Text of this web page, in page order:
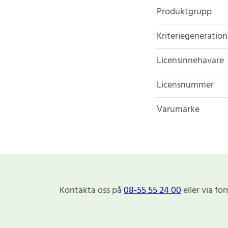
Produktgrupp
Kriteriegeneration
Licensinnehavare
Licensnummer
Varumärke
Kontakta oss på08-55 55 24 00eller via